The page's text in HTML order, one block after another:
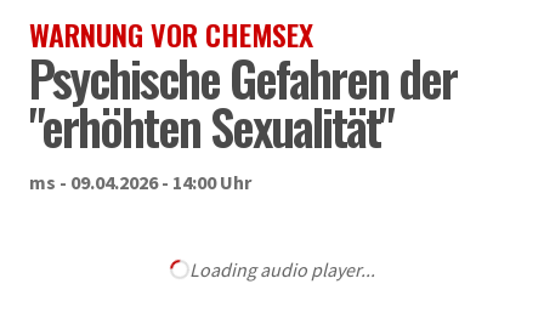
WARNUNG VOR CHEMSEX
Psychische Gefahren der
"erhöhten Sexualität"
ms - 09.04.2026 - 14:00 Uhr
Loading audio player...